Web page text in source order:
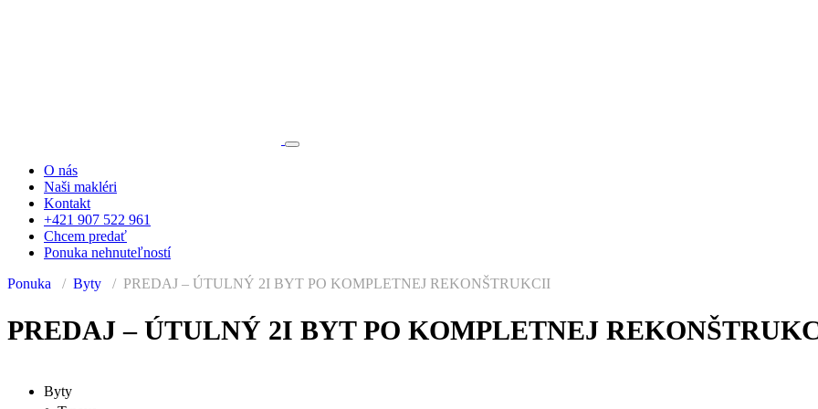
O nás
Naši makléri
Kontakt
+421 907 522 961
Chcem predať
Ponuka nehnuteľností
Ponuka
Byty PREDAJ – ÚTULNÝ 2I BYT PO KOMPLETNEJ REKONŠTRUKCII
PREDANÉ
PREDAJ – ÚTULNÝ 2I BYT PO KOMPLETNEJ
Byty